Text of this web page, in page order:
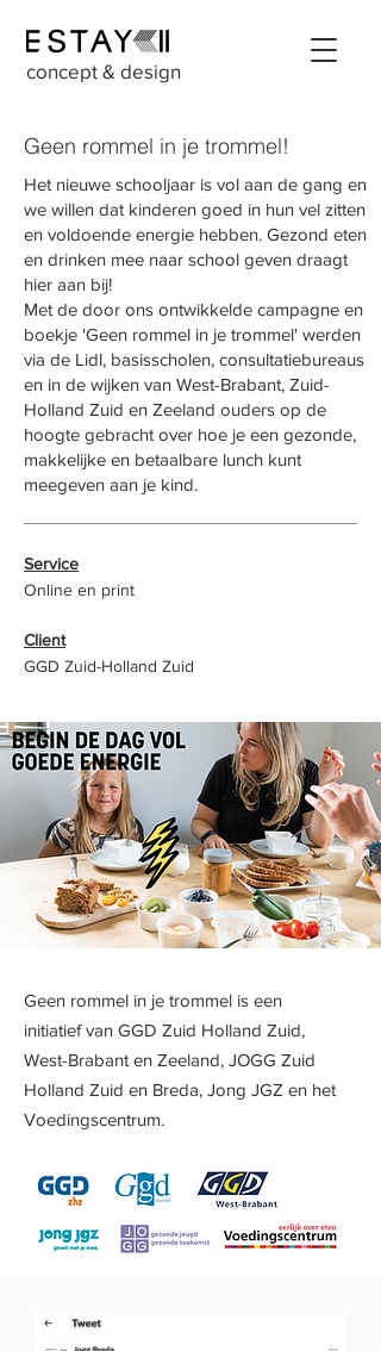
concept & design
Geen rommel in je trommel!
Het nieuwe schooljaar is vol aan de gang en
we willen dat kinderen goed in hun vel zitten
en voldoende energie hebben. Gezond eten
en drinken mee naar school geven draagt
hier aan bij!
Met de door ons ontwikkelde campagne en
boekje 'Geen rommel in je trommel' werden
via de Lidl, basisscholen, consultatiebureaus
en in de wijken van West-Brabant, Zuid-
Holland Zuid en Zeeland ouders op de
hoogte gebracht over hoe je een gezonde,
makkelijke en betaalbare lunch kunt
meegeven aan je kind.
Service
Online en print
Client
GGD Zuid-Holland Zuid
Geen rommel in je trommel is een
initiatief van GGD Zuid Holland Zuid,
West-Brabant en Zeeland, JOGG Zuid
Holland Zuid en Breda, Jong JGZ en het
Voedingscentrum.